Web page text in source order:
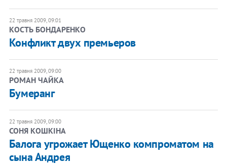
22 травня 2009, 09:01
КОСТЬ БОНДАРЕНКО
Конфликт двух премьеров
22 травня 2009, 09:00
РОМАН ЧАЙКА
Бумеранг
22 травня 2009, 09:00
СОНЯ КОШКІНА
Балога угрожает Ющенко компроматом на
сына Андрея